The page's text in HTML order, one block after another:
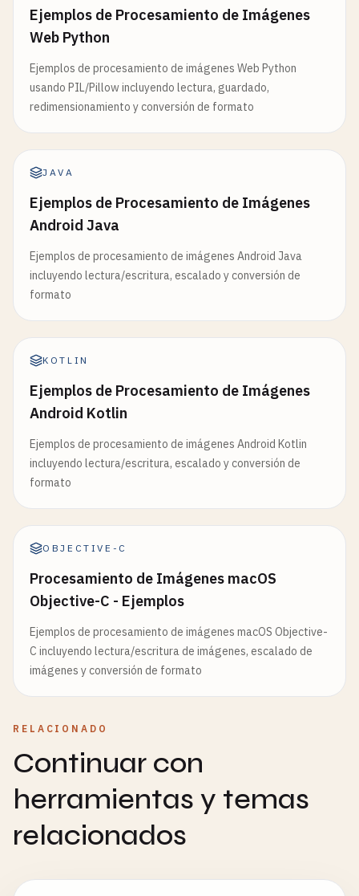
Ejemplos de Procesamiento de Imágenes
Web Python
Ejemplos de procesamiento de imágenes Web Python
usando PIL/Pillow incluyendo lectura, guardado,
redimensionamiento y conversión de formato
JAVA
Ejemplos de Procesamiento de Imágenes
Android Java
Ejemplos de procesamiento de imágenes Android Java
incluyendo lectura/escritura, escalado y conversión de
formato
KOTLIN
Ejemplos de Procesamiento de Imágenes
Android Kotlin
Ejemplos de procesamiento de imágenes Android Kotlin
incluyendo lectura/escritura, escalado y conversión de
formato
OBJECTIVE-C
Procesamiento de Imágenes macOS
Objective-C - Ejemplos
Ejemplos de procesamiento de imágenes macOS Objective-
C incluyendo lectura/escritura de imágenes, escalado de
imágenes y conversión de formato
RELACIONADO
Continuar con
herramientas y temas
relacionados